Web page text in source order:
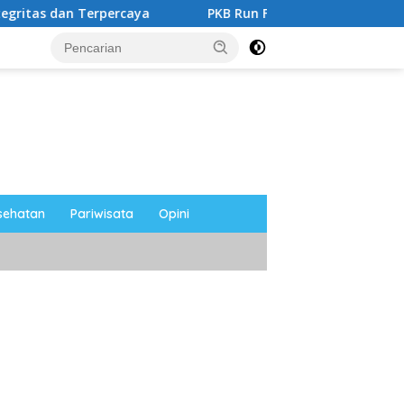
PKB Run Festival 5K Semarakkan Magetan,
Pariwisata Opini